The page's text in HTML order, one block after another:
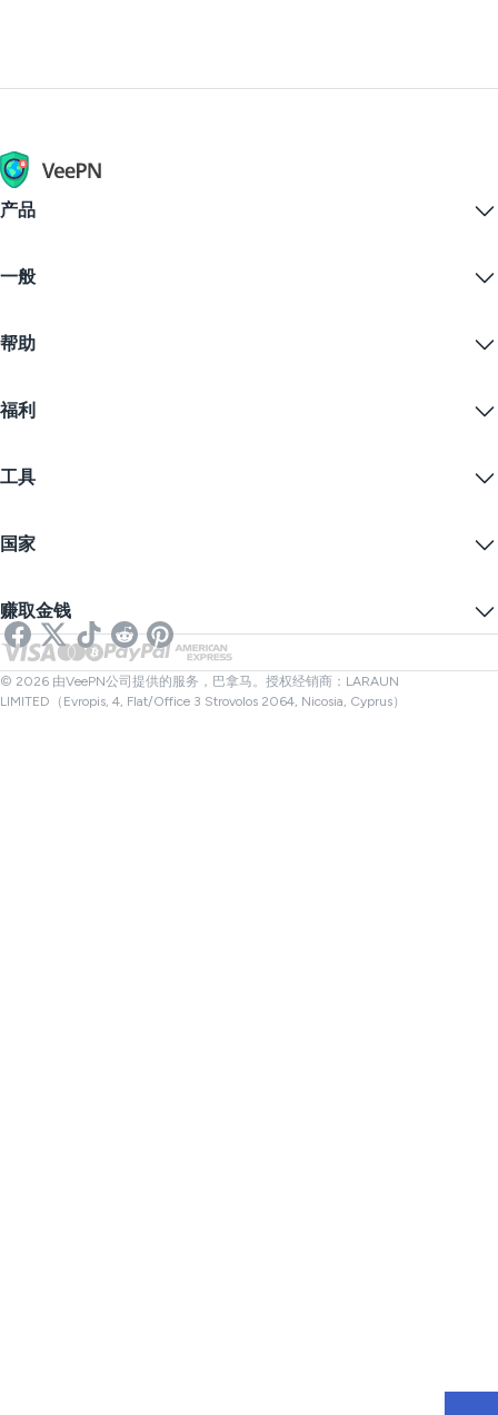
产品
VPN for macOS
iOS VPN
Firefox
免费VPN
一般
VPN下载
定价
学生优惠
博客
帮助
联系我们
隐私政策
Cookie偏好设置
福利
网络隐私
匿名IP
流媒体用VPN
Netflix VPN
工具
隐藏您的IP
在线短信
链接检查器
文件检查器
国家
英国VPN
加拿大VPN
土耳其VPN
赚取金钱
合作伙伴
© 2026 由VeePN公司提供的服务，巴拿马。授权经销商：LARAUN
LIMITED（Evropis, 4, Flat/Office 3 Strovolos 2064, Nicosia, Cyprus）